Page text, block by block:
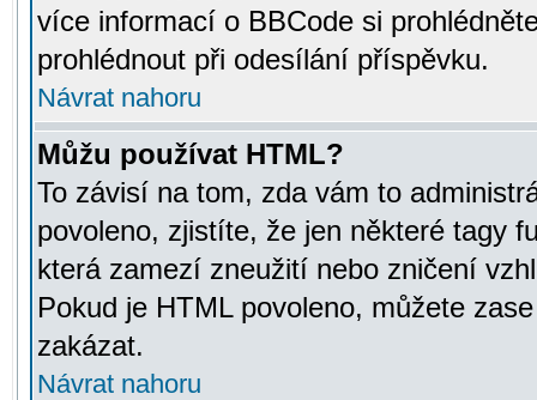
více informací o BBCode si
prohlédnout při odesílání příspěvku.
Návrat nahoru
Můžu používat HTML?
To závisí na tom, zda vám to
povoleno, zjistíte, že jen některé tagy
která zamezí zneužití nebo zničení
Pokud je HTML povoleno, můžete
zakázat.
Návrat nahoru